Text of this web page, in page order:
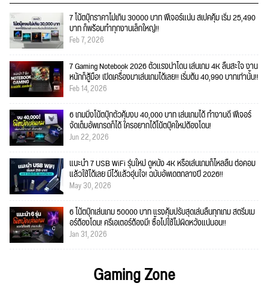
7 โน้ตบุ๊กราคาไม่เกิน 30000 บาท ฟีเจอร์แน่น สเปคคุ้ม เริ่ม 25,490
บาท ก็พร้อมทำทุกงานเล็กใหญ่!!
Feb 7, 2026
7 Gaming Notebook 2026 ตัวแรงน่าโดน เล่นเกม 4K ลื่นสะใจ งาน
หนักก็สู้มือ! เปิดเครื่องมาเล่นเกมได้เลย!! เริ่มต้น 40,990 บาทเท่านั้น!!
Feb 14, 2026
6 เกมมิ่งโน้ตบุ๊กตัวคุ้มงบ 40,000 บาท เล่นเกมได้ ทำงานดี ฟีเจอร์
จัดเต็มอัพเกรดก็ได้ ใครอยากได้โน้ตบุ๊คใหม่ต้องโดน!
Jun 22, 2026
แนะนำ 7 USB WiFi รุ่นใหม่ ดูหนัง 4K หรือเล่นเกมก็ไหลลื่น ต่อคอม
แล้วใช้ได้เลย มีไว้แล้วอุ่นใจ! ฉบับอัพเดตกลางปี 2026!!
May 30, 2026
6 โน้ตบุ๊กเล่นเกม 50000 บาท แรงคุ้มปรับสุดเล่นลื่นทุกเกม สตรีมเม
อร์ต้องโดน! ครีเอเตอร์ต้องมี! ซื้อไปใช้ไม่ผิดหวังแน่นอน!!
Jan 31, 2026
Gaming Zone